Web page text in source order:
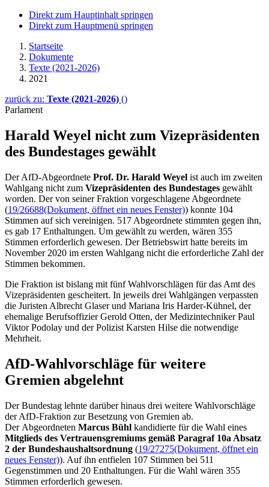
Direkt zum Hauptinhalt springen
Direkt zum Hauptmenü springen
Startseite
Dokumente
Texte (2021-2026)
2021
zurück zu: Texte (2021-2026) ()
Parlament
Harald Weyel nicht zum Vizepräsidenten
des Bundestages gewählt
Der AfD-Abgeordnete Prof. Dr. Harald Weyel ist auch im zweiten
Wahlgang nicht zum Vizepräsidenten des Bundestages gewählt
worden. Der von seiner Fraktion vorgeschlagene Abgeordnete
(19/26688(Dokument, öffnet ein neues Fenster)) konnte 104
Stimmen auf sich vereinigen. 517 Abgeordnete stimmten gegen ihn,
es gab 17 Enthaltungen. Um gewählt zu werden, wären 355
Stimmen erforderlich gewesen. Der Betriebswirt hatte bereits im
November 2020 im ersten Wahlgang nicht die erforderliche Zahl der
Stimmen bekommen.
Die Fraktion ist bislang mit fünf Wahlvorschlägen für das Amt des
Vizepräsidenten gescheitert. In jeweils drei Wahlgängen verpassten
die Juristen Albrecht Glaser und Mariana Iris Harder-Kühnel, der
ehemalige Berufsoffizier Gerold Otten, der Medizintechniker Paul
Viktor Podolay und der Polizist Karsten Hilse die notwendige
Mehrheit.
AfD-Wahlvorschläge für weitere
Gremien abgelehnt
Der Bundestag lehnte darüber hinaus drei weitere Wahlvorschläge
der AfD-Fraktion zur Besetzung von Gremien ab.
Der Abgeordneten Marcus Bühl kandidierte für die Wahl eines
Mitglieds des Vertrauensgremiums gemäß Paragraf 10a Absatz
2 der Bundeshaushaltsordnung (19/27275(Dokument, öffnet ein
neues Fenster)). Auf ihn entfielen 107 Stimmen bei 511
Gegenstimmen und 20 Enthaltungen. Für die Wahl wären 355
Stimmen erforderlich gewesen.